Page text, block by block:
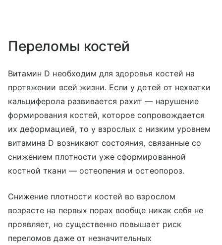
Переломы костей
Витамин D необходим для здоровья костей на
протяжении всей жизни. Если у детей от нехватки
кальциферола развивается рахит — нарушение
формирования костей, которое сопровождается
их деформацией, то у взрослых с низким уровнем
витамина D возникают состояния, связанные со
снижением плотности уже сформированной
костной ткани — остеопения и остеопороз.
Снижение плотности костей во взрослом
возрасте на первых порах вообще никак себя не
проявляет, но существенно повышает риск
переломов даже от незначительных